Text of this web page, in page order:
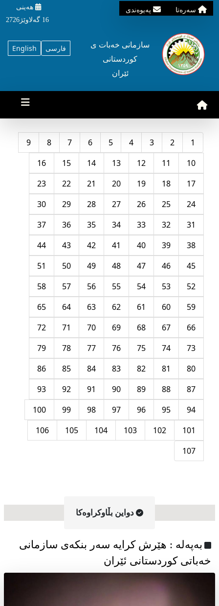
سه‌ره‌تا په‌یوه‌ندی
هه‌ینی
16 گه‌لاوێژ2726
English فارسی
سازمانی خه‌بات ی
کوردستانی
ئێران
1
2
3
4
5
6
7
8
9
10
11
12
13
14
15
16
17
18
19
20
21
22
23
24
25
26
27
28
29
30
31
32
33
34
35
36
37
38
39
40
41
42
43
44
45
46
47
48
49
50
51
52
53
54
55
56
57
58
59
60
61
62
63
64
65
66
67
68
69
70
71
72
73
74
75
76
77
78
79
80
81
82
83
84
85
86
87
88
89
90
91
92
93
94
95
96
97
98
99
100
101
102
103
104
105
106
107
دواین بڵاوکراوه‌کا
به‌په‌له‌ : هێرش کرایە سەر بنکەی سازمانی
خەباتی کوردستانی ئێران